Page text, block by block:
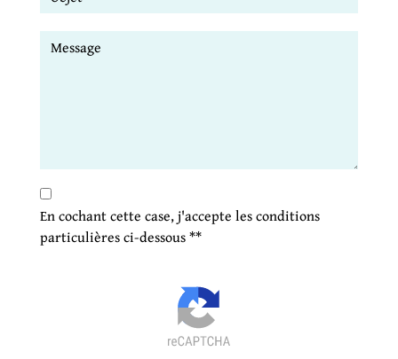
En cochant cette case, j'accepte les conditions
particulières ci-dessous **